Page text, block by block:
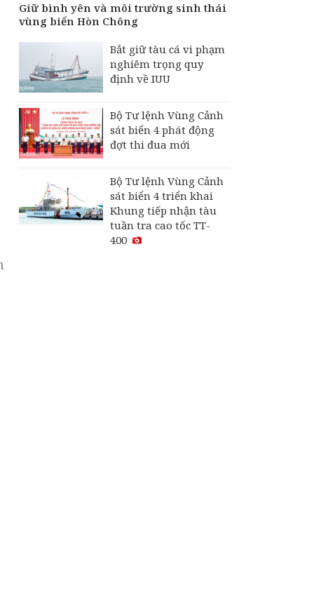
Giữ bình yên và môi trường sinh thái
vùng biển Hòn Chông
Bắt giữ tàu cá vi phạm
nghiêm trọng quy
định về IUU
Bộ Tư lệnh Vùng Cảnh
sát biển 4 phát động
đợt thi đua mới
Bộ Tư lệnh Vùng Cảnh
sát biển 4 triển khai
Khung tiếp nhận tàu
tuần tra cao tốc TT-
400